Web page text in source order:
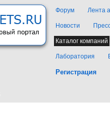
Форум Лента
Новости
Каталог компаний
Лаборатория
Регистрация